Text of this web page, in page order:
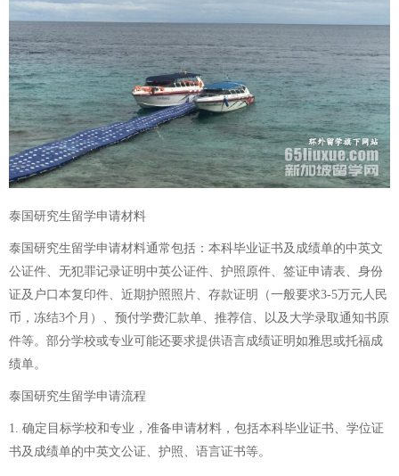
泰国研究生留学申请材料
泰国研究生留学申请材料通常包括：本科毕业证书及成绩单的中英文
公证件、无犯罪记录证明中英公证件、护照原件、签证申请表、身份
证及户口本复印件、近期护照照片、存款证明（一般要求3-5万元人民
币，冻结3个月）、预付学费汇款单、推荐信、以及大学录取通知书原
件等。部分学校或专业可能还要求提供语言成绩证明如雅思或托福成
绩单。
泰国研究生留学申请流程
1. 确定目标学校和专业，准备申请材料，包括本科毕业证书、学位证
书及成绩单的中英文公证、护照、语言证书等。